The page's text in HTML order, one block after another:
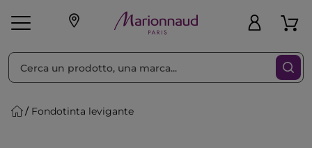
Make-up Profumi
Fondotinta levigante
Ordina per Filtra